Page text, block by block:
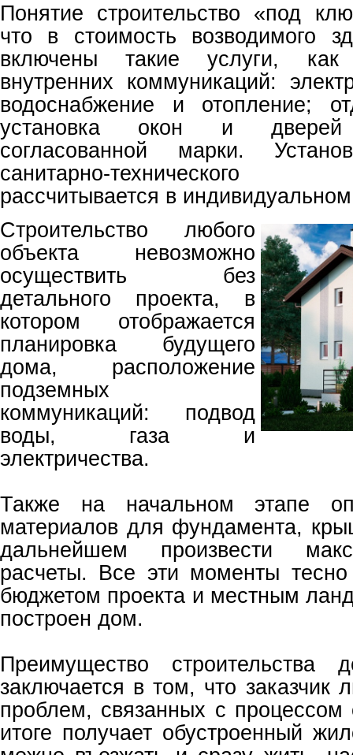
Понятие строительство «под
что в стоимость возводимого
включены такие услуги, как
внутренних коммуникаций:
водоснабжение и отопление;
установка окон и дверей
согласованной марки.
санитарно-технического
рассчитывается в
Строительство любого
объекта невозможно
осуществить без
детального проекта, в
котором отображается
планировка будущего
дома, расположение
подземных
коммуникаций: подвод
воды, газа и
электричества.
Также на начальном этапе
материалов для фундамента,
дальнейшем произвести
расчеты. Все эти моменты
бюджетом проекта и местным
построен дом.
Преимущество
заключается в том, что заказчик
проблем, связанных с процессом
итоге получает обустроенный